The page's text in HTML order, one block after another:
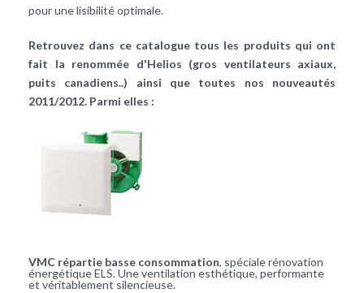
pour une lisibilité optimale.
Retrouvez dans ce catalogue tous les produits qui ont
fait la renommée d'Helios (gros ventilateurs axiaux,
puits canadiens..) ainsi que toutes nos nouveautés
2011/2012. Parmi elles :
VMC répartie basse consommation, spéciale rénovation
énergétique ELS. Une ventilation esthétique, performante
et véritablement silencieuse.